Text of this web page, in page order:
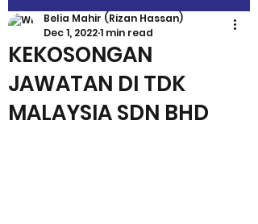
KEKOSONGAN
JAWATAN DI TDK
MALAYSIA SDN BHD
Belia Mahir (Rizan Hassan)
Dec 1, 20221 min read